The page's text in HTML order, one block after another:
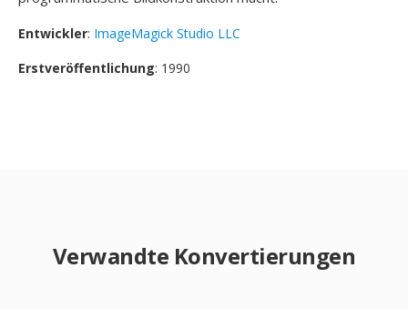
Entwickler: ImageMagick Studio LLC
Erstveröffentlichung: 1990
Verwandte Konvertierungen